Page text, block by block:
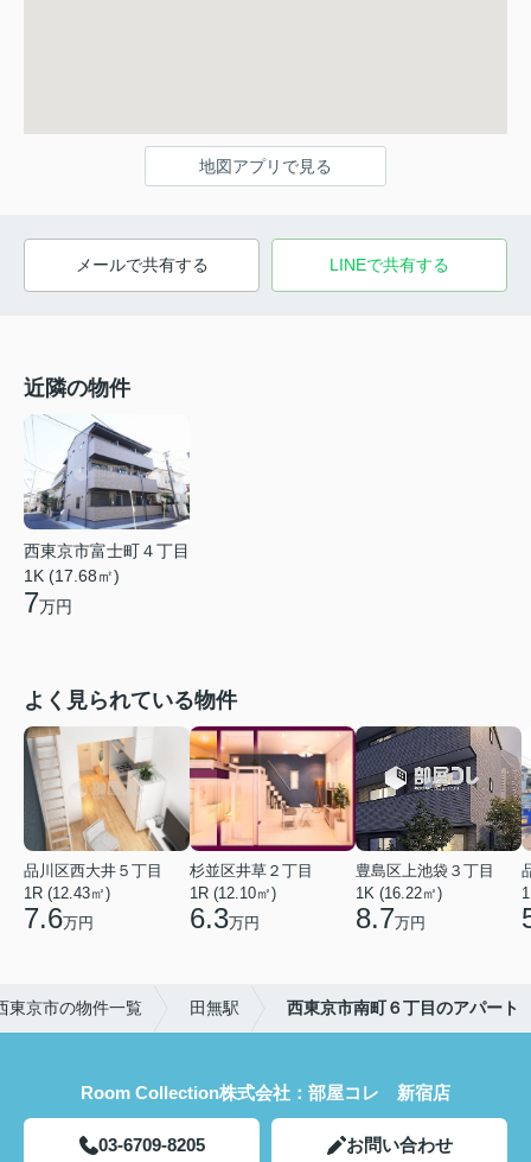
地図アプリで見る
メールで共有する LINEで共有する
近隣の物件
西東京市富士町４丁目
1K (17.68㎡)
7万円
よく見られている物件
品川区西大井５丁目
1R (12.43㎡)
7.6万円
杉並区井草２丁目
1R (12.10㎡)
6.3万円
豊島区上池袋３丁目
1K (16.22㎡)
8.7万円
東京市の物件一覧 田無駅 西東京市南町６丁目のアパート
Room Collection株式会社：部屋コレ 新宿店
03-6709-8205 お問い合わせ